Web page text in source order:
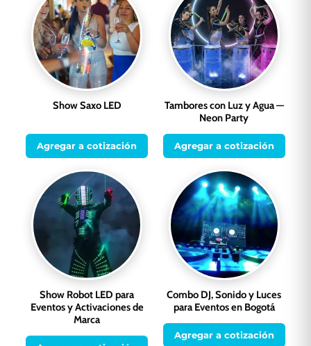
Show Saxo LED
Agregar a cotización
Tambores con Luz y Agua —
Neon Party
Agregar a cotización
Show Robot LED para
Eventos y Activaciones de
Marca
Combo DJ, Sonido y Luces
para Eventos en Bogotá
Agregar a cotización